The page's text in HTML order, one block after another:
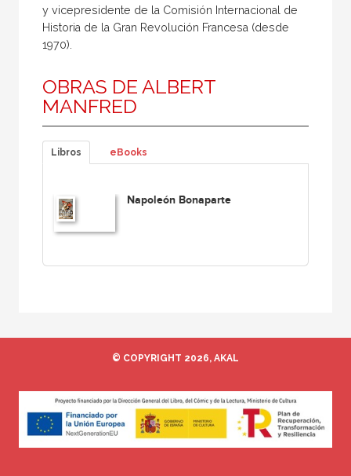
y vicepresidente de la Comisión Internacional de
Historia de la Gran Revolución Francesa (desde
1970).
OBRAS DE ALBERT
MANFRED
Libros eBooks
Napoleón Bonaparte
© COPYRIGHT 2026, AKAL